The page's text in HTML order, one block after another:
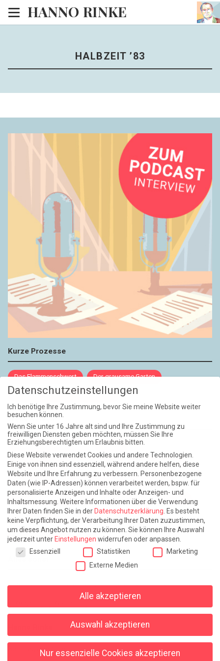
HANNO RINKE
Heim
Sonntagspredigten
Blog
Hörsaal
HALBZEIT ’83
Kurze Prozesse
Das Flammenschwert Der grausame Garten
NIEMALS UND AUCH DANN NICHT
Weite Reisen
Atlantische Turbulenzen DIE ELF
Die Zeit der Ringelblumen ist vorbei Europa im Kopf
Fast am Ziel Frühling in Florenz In der Blase
Leben lernen / Ein Versuch Trinken. Träumen. Trösten.
Triple-Edinburgher mit Ketchup WACHS!
Winterreise (mit Sommern)
Alles sonst
Denkabfall Gereimtes und Ungereimtes Geschichte
Sonntagspredigten
Datenschutzeinstellungen
Ich benötige Ihre Zustimmung, bevor Sie meine Website weiter
besuchen können.
Wenn Sie unter 16 Jahre alt sind und Ihre Zustimmung zu
freiwilligen Diensten geben möchten, müssen Sie Ihre
Erziehungsberechtigten um Erlaubnis bitten.
Diese Website verwendet Cookies und andere Technologien.
Einige von ihnen sind essenziell, während andere helfen, diese
Website und Ihre Erfahrung zu verbessern. Personenbezogene
Daten (wie IP-Adressen) können verarbeitet werden, bspw. für
personalisierte Anzeigen und Inhalte oder Anzeigen- und
Inhaltsmessung. Weitere Informationen über die Verwendung
Ihrer Daten finden Sie in der Datenschutzerklärung Es besteht
keine Verpflichtung, der Verarbeitung Ihrer Daten zuzustimmen,
um dieses Angebot nutzen zu können. Sie können Ihre Auswahl
jederzeit unter Einstellungen widerrufen oder anpassen.
Datenschutzeinstellungen
Essenziell Statistiken
Marketing
Externe Medien
Alle akzeptieren
Auswahl akzeptieren
Nur essenzielle Cookies akzeptieren